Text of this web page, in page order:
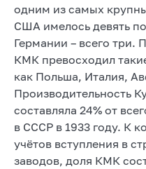
одним из самых
США имелось девять
Германии – всего три.
КМК превосходил
как Польша, Италия,
Производительность
составляла 24% от
в СССР в 1933 году. К
учётов вступления в
заводов, доля КМК